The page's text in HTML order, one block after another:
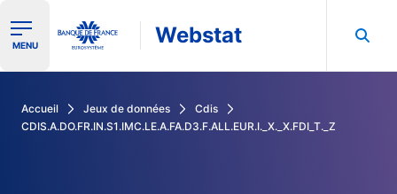
Ouvrir le menu de navigation
MENU Webstat
Accueil Jeux de données
Cdis
CDIS.A.DO.FR.IN.S1.IMC.LE.A.FA.D3.F.ALL.EUR.I._X._X.FDI_T._Z